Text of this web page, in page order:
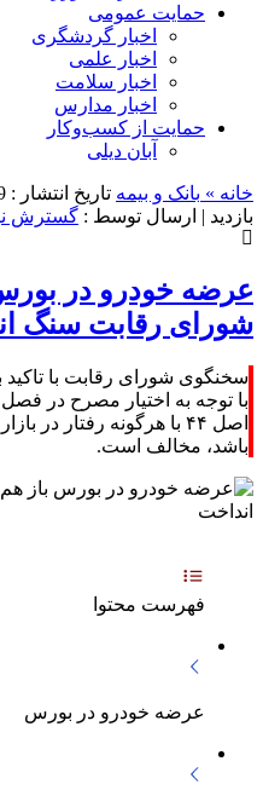
حمایت عمومی
اخبار گردشگری
اخبار علمی
اخبار سلامت
اخبار مدارس
حمایت از کسب‌وکار
آبان دیلی
خانه » بانک و بیمه تاریخ انتشار : 09 سپتامبر 2025 - 14:35 |
بازدید | ارسال توسط : گسترش
عرضه خودرو در
شورای رقابت سنگ
با توجه به اختیار مصرح در
اصل ۴۴ با هرگونه رفتار
باشد، مخالف است.
فهرست محتوا
عرضه خودرو در بورس